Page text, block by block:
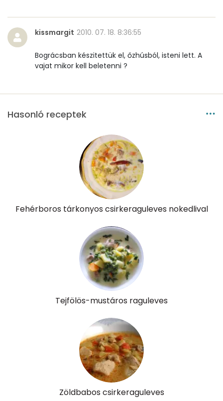
kissmargit 2010. 07. 18. 8:36:55
Bográcsban készitettük el, őzhúsból, isteni lett. A
vajat mikor kell beletenni ?
Hasonló receptek
Fehérboros tárkonyos csirkeraguleves nokedlival
Tejfölös-mustáros raguleves
Zöldbabos csirkeraguleves